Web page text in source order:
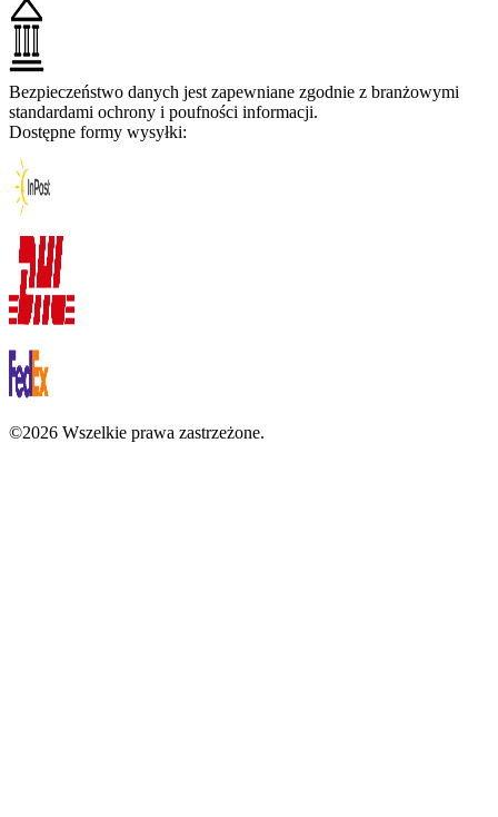
Bezpieczeństwo danych jest zapewniane zgodnie z branżowymi
standardami ochrony i poufności informacji.
Dostępne formy wysyłki:
©2026 Wszelkie prawa zastrzeżone.